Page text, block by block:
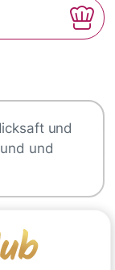
und
und
mit…